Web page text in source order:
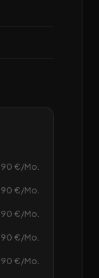
€/Mo.
€/Mo.
€/Mo.
€/Mo.
€/Mo.